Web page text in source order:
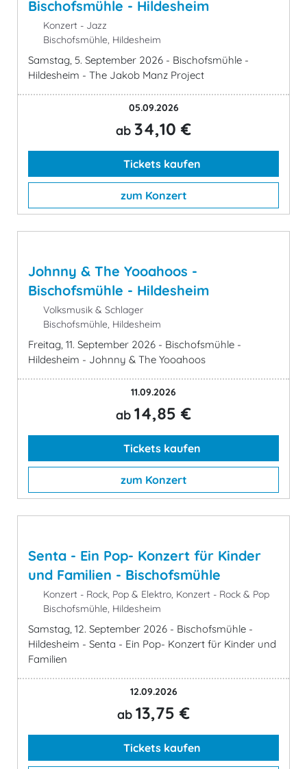
Bischofsmühle - Hildesheim
Konzert - Jazz
Bischofsmühle, Hildesheim
Samstag, 5. September 2026 - Bischofsmühle -
Hildesheim - The Jakob Manz Project
05.09.2026
ab 34,10 €
Tickets kaufen
zum Konzert
Johnny & The Yooahoos -
Bischofsmühle - Hildesheim
Volksmusik & Schlager
Bischofsmühle, Hildesheim
Freitag, 11. September 2026 - Bischofsmühle -
Hildesheim - Johnny & The Yooahoos
11.09.2026
ab 14,85 €
Tickets kaufen
zum Konzert
Senta - Ein Pop- Konzert für Kinder
und Familien - Bischofsmühle
Konzert - Rock, Pop & Elektro, Konzert - Rock & Pop
Bischofsmühle, Hildesheim
Samstag, 12. September 2026 - Bischofsmühle -
Hildesheim - Senta - Ein Pop- Konzert für Kinder und
Familien
12.09.2026
ab 13,75 €
Tickets kaufen